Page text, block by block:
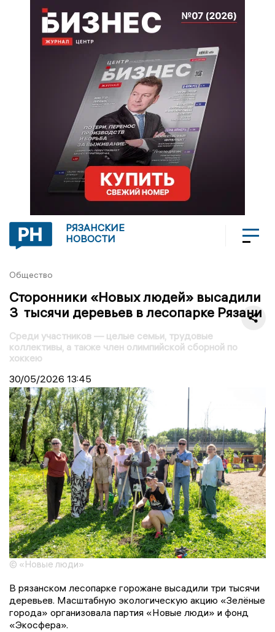
РЯЗАНСКИЕ
НОВОСТИ
Общество
Сторонники «Новых людей» высадили
3 тысячи деревьев в лесопарке Рязани
Среди участников — целые семьи, трудовые
коллективы, а также член олимпийской сборной по
хоккею
30/05/2026 13:45
© «Новые люди»
В рязанском лесопарке горожане высадили три тысячи
деревьев. Масштабную экологическую акцию «Зелёные
города» организовала партия «Новые люди» и фонд
«Экосфера».